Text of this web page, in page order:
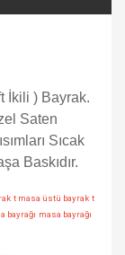
İkili ) Bayrak.
Saten
Sıcak
Baskıdır.
t masa üstü bayrak t
bayrağı masa bayrağı